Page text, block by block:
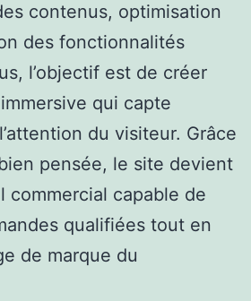
contenus, optimisation
des fonctionnalités
l’objectif est de créer
qui capte
du visiteur. Grâce
pensée, le site devient
commercial capable de
qualifiées tout en
de marque du